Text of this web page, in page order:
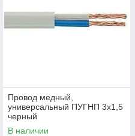
Провод медный,
универсальный ПУГНП 3х1,5
черный
В наличии